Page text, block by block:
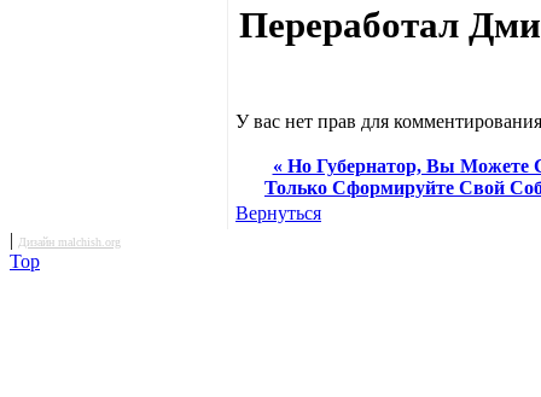
Переработал
У вас нет прав для
« Но Губернатор, Вы Можете
Только Сформируйте Свой
Вернуться
| Дизайн malchish.org
Top